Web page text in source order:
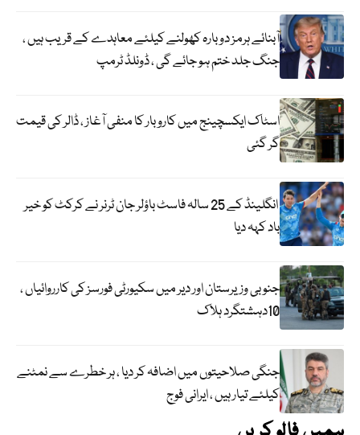
آبنائے ہرمز دوبارہ کھولنے کیلئے معاہدے کے قریب ہیں ،
جنگ جلد ختم ہو جائے گی ، ڈونلڈ ٹرمپ
اسٹاک ایکسچینج میں کاروبار کا منفی آغاز ، ڈالر کی قیمت
گر گئی
انگلینڈ کے 25 سالہ فاسٹ باؤلر جان ٹرنر نے کرکٹ کو خیر
باد کہہ دیا
جنوبی وزیرستان اور دیر میں سکیورٹی فورسز کی کارروائیاں ،
10دہشتگرد ہلاک
جنگی صلاحیتوں میں اضافہ کر دیا ، ہر خطرے سے نمٹنے
کیلئے تیار ہیں ، ایرانی فوج